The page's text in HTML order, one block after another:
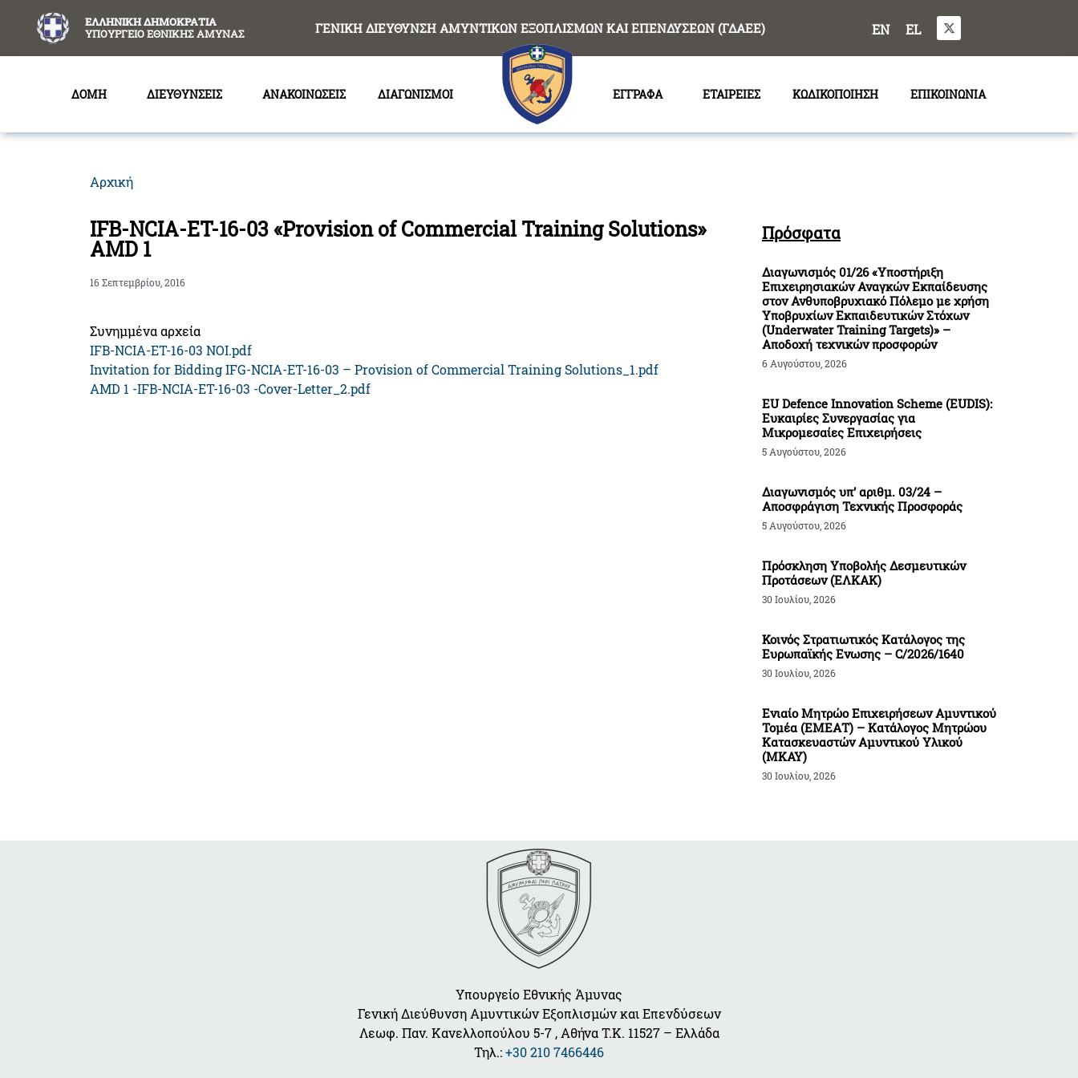
ΕΛΛΗΝΙΚΗ ΔΗΜΟΚΡΑΤΙΑ
ΥΠΟΥΡΓΕΙΟ ΕΘΝΙΚΗΣ ΑΜΥΝΑΣ
ΓΕΝΙΚΗ ΔΙΕΥΘΥΝΣΗ ΑΜΥΝΤΙΚΩΝ ΕΞΟΠΛΙΣΜΩΝ ΚΑΙ ΕΠΕΝΔΥΣΕΩΝ (ΓΔΑΕΕ) EN EL
ΔΟΜΗ ΔΙΕΥΘΥΝΣΕΙΣ ΑΝΑΚΟΙΝΩΣΕΙΣ ΔΙΑΓΩΝΙΣΜΟΙ ΕΓΓΡΑΦΑ ΕΤΑΙΡΕΙΕΣ ΚΩΔΙΚΟΠΟΙΗΣΗ ΕΠΙΚΟΙΝΩΝΙΑ
Αρχική
IFB-NCIA-ET-16-03 «Provision of Commercial Training Solutions»
AMD 1
16 Σεπτεμβρίου, 2016
Συνημμένα αρχεία
IFB-NCIA-ET-16-03 NOI.pdf
Invitation for Bidding IFG-NCIA-ET-16-03 – Provision of Commercial Training Solutions_1.pdf
AMD 1 -IFB-NCIA-ET-16-03 -Cover-Letter_2.pdf
Πρόσφατα
Διαγωνισμός 01/26 «Υποστήριξη
Επιχειρησιακών Αναγκών Εκπαίδευσης
στον Ανθυποβρυχιακό Πόλεμο με χρήση
Υποβρυχίων Εκπαιδευτικών Στόχων
(Underwater Training Targets)» –
Αποδοχή τεχνικών προσφορών
6 Αυγούστου, 2026
EU Defence Innovation Scheme (EUDIS):
Ευκαιρίες Συνεργασίας για
Μικρομεσαίες Επιχειρήσεις
5 Αυγούστου, 2026
Διαγωνισμός υπ’ αριθμ. 03/24 –
Αποσφράγιση Τεχνικής Προσφοράς
5 Αυγούστου, 2026
Πρόσκληση Υποβολής Δεσμευτικών
Προτάσεων (ΕΛΚΑΚ)
30 Ιουλίου, 2026
Κοινός Στρατιωτικός Κατάλογος της
Ευρωπαϊκής Ενωσης – C/2026/1640
30 Ιουλίου, 2026
Ενιαίο Μητρώο Επιχειρήσεων Αμυντικού
Τομέα (ΕΜΕΑΤ) – Κατάλογος Μητρώου
Κατασκευαστών Αμυντικού Υλικού
(ΜΚΑΥ)
30 Ιουλίου, 2026
Υπουργείο Εθνικής Άμυνας
Γενική Διεύθυνση Αμυντικών Εξοπλισμών και Επενδύσεων
Λεωφ. Παν. Κανελλοπούλου 5-7 , Αθήνα Τ.Κ. 11527 – Ελλάδα
Τηλ.:+30 210 7466446